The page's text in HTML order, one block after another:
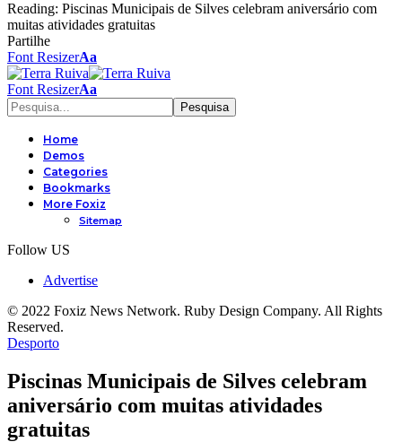
Reading: Piscinas Municipais de Silves celebram aniversário com
muitas atividades gratuitas
Partilhe
Font ResizerAa
Font ResizerAa
Home
Demos
Categories
Bookmarks
More Foxiz
Sitemap
Follow US
Advertise
© 2022 Foxiz News Network. Ruby Design Company. All Rights
Reserved.
Desporto
Piscinas Municipais de Silves celebram
aniversário com muitas atividades
gratuitas